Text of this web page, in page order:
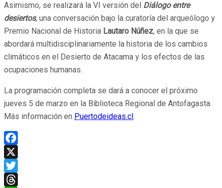
Asimismo, se realizará la VI versión del Diálogo entre
desiertos, una conversación bajo la curatoría del arqueólogo y
Premio Nacional de Historia Lautaro Núñez, en la que se
abordará multidisciplinariamente la historia de los cambios
climáticos en el Desierto de Atacama y los efectos de las
ocupaciones humanas.
La programación completa se dará a conocer el próximo
jueves 5 de marzo en la Biblioteca Regional de Antofagasta.
Más información en Puertodeideas.cl .
Facebook
X
Twitter